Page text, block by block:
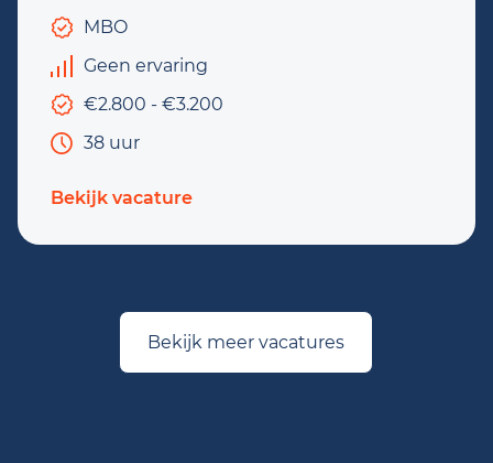
MBO
Geen ervaring
€2.800 - €3.200
38 uur
Bekijk vacature
Bekijk meer vacatures